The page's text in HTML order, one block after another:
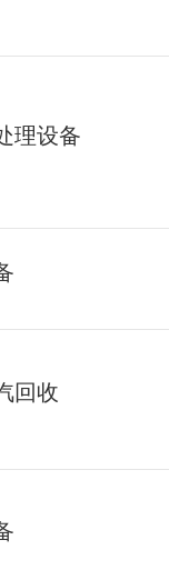
理设备
回收